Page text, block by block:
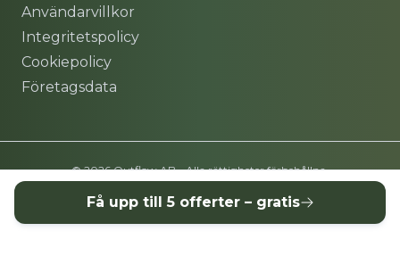
Få upp till 5 offerter – gratis
Användarvillkor
Integritetspolicy
Cookiepolicy
Företagsdata
© 2026 Outflow AB - Alla rättigheter förbehållna.